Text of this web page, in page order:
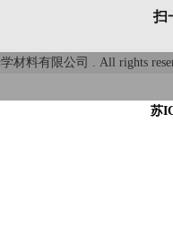
扫
材料有限公司 . All rights
苏